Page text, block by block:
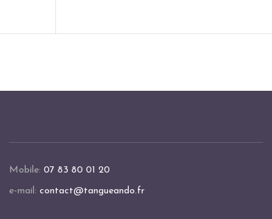
Mobile: 07 83 80 01 20
e-mail: contact@tangueando.fr